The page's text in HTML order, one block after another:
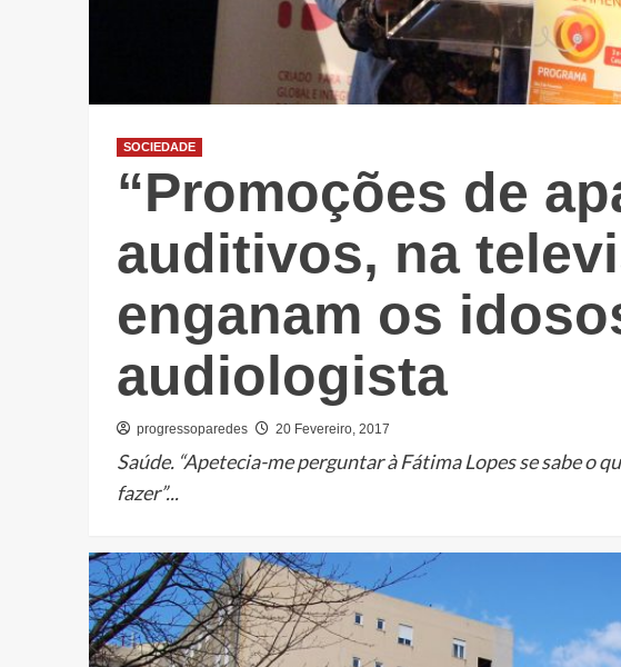
SOCIEDADE
“Promoções de
auditivos, na
enganam os
audiologista
progressoparedes 20 Fevereiro, 2017
Saúde. “Apetecia-me perguntar à Fátima Lopes se sabe o
fazer”...